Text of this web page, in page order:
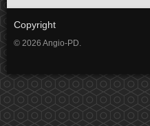
Copyright
© 2026 Angio-PD.